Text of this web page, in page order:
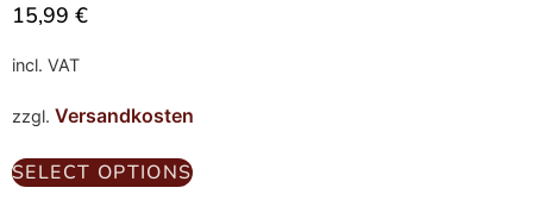
15,99 €
incl. VAT
zzgl. Versandkosten
SELECT OPTIONS